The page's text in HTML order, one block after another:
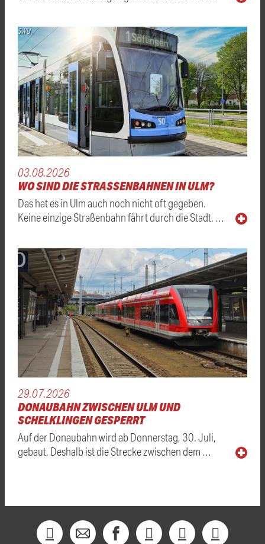
SWU
03.08.2026
WO SIND DIE STRASSENBAHNEN IN ULM?
Das hat es in Ulm auch noch nicht oft gegeben.
Keine einzige Straßenbahn fährt durch die Stadt. …
29.07.2026
DONAUBAHN ZWISCHEN ULM UND
SCHELKLINGEN GESPERRT
Auf der Donaubahn wird ab Donnerstag, 30. Juli,
gebaut. Deshalb ist die Strecke zwischen dem …